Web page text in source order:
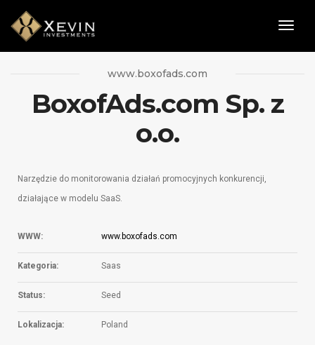
www.boxofads.com
BoxofAds.com Sp. z
o.o.
Narzędzie do monitorowania działań promocyjnych konkurencji,
działające w modelu SaaS.
WWW: www.boxofads.com
Kategoria: Saas
Status: Seed
Lokalizacja: Poland